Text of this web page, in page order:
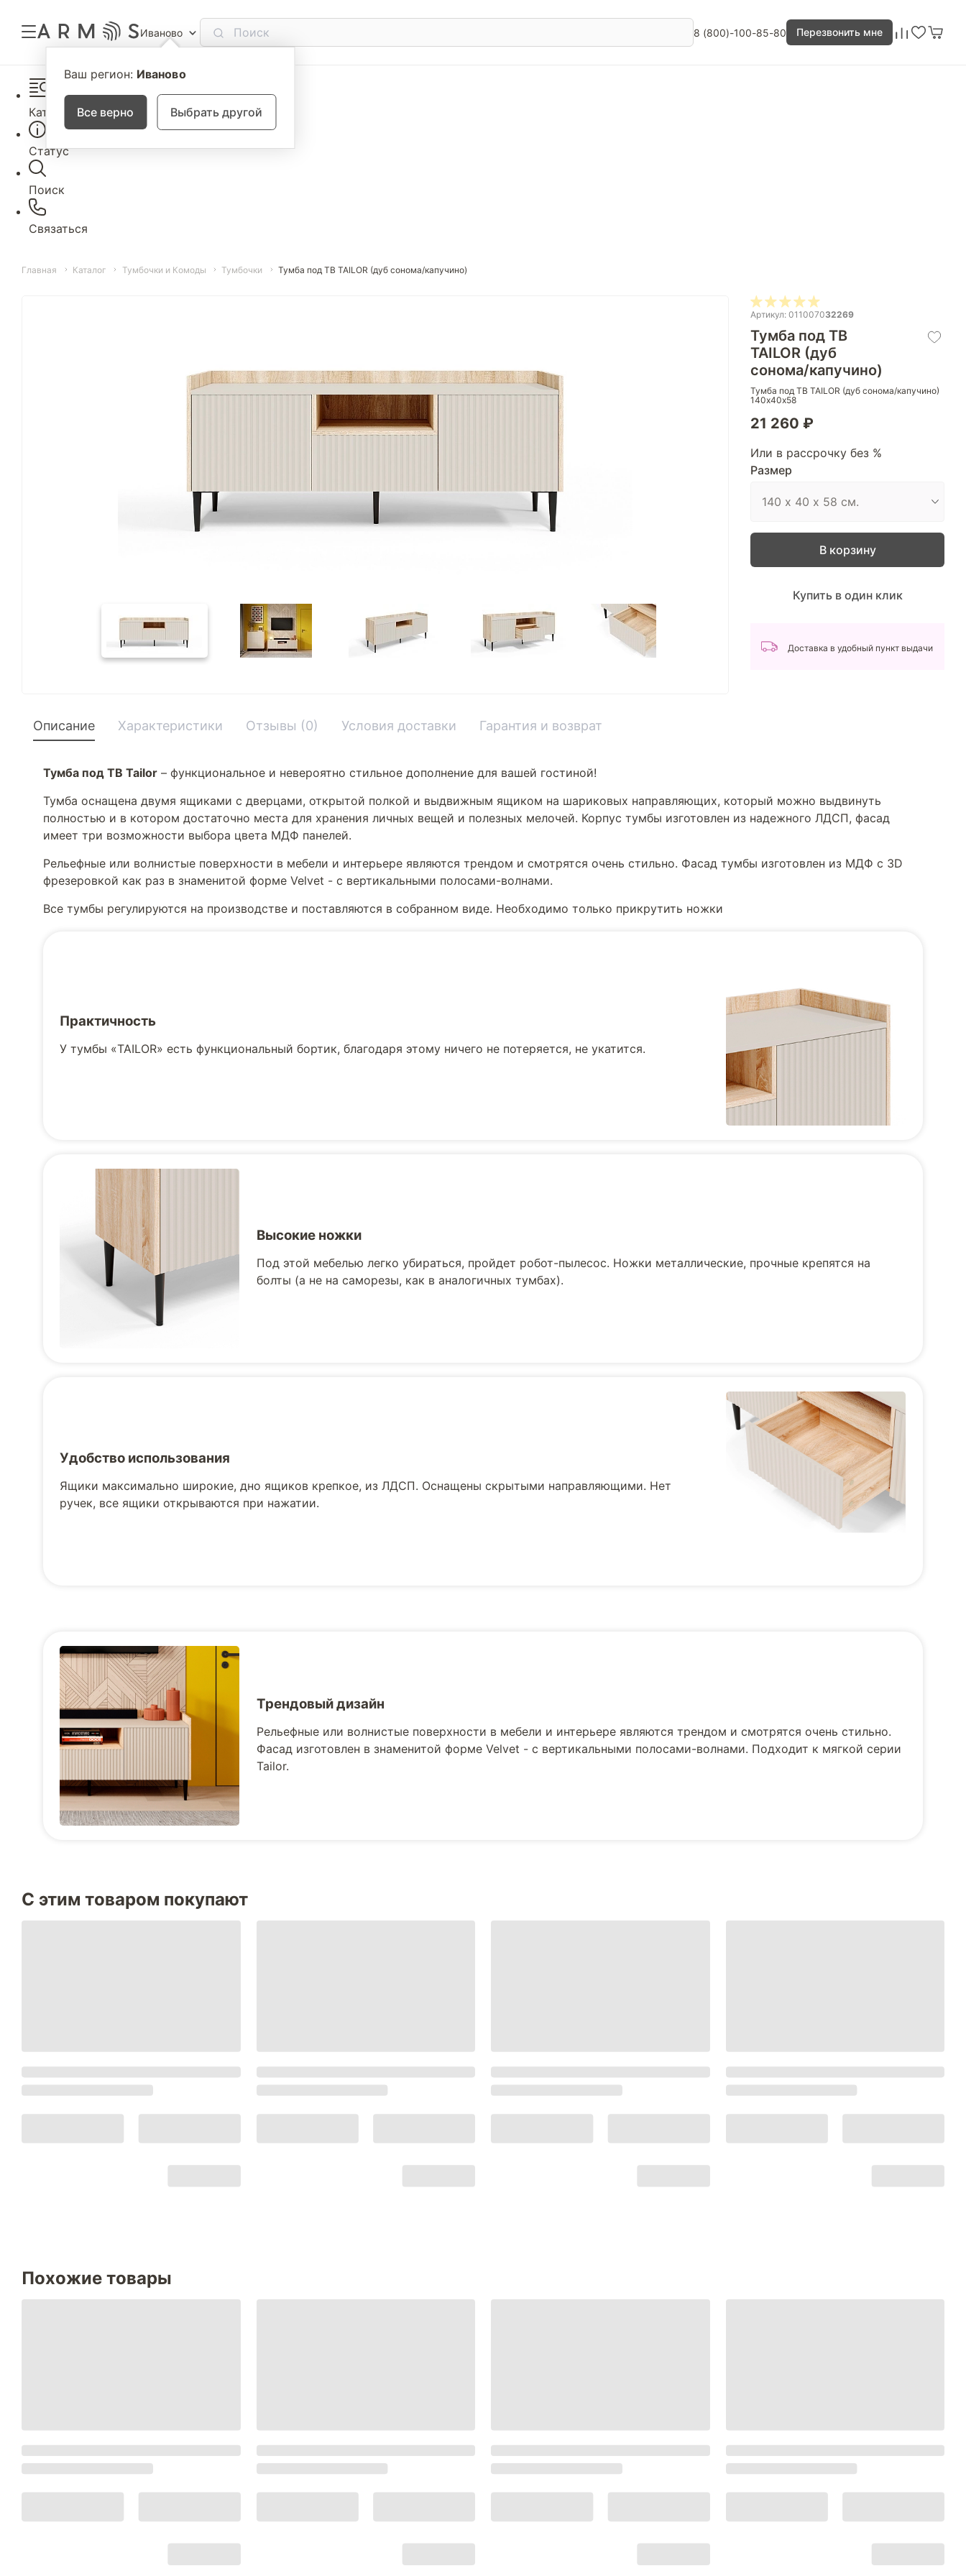
Иваново
Ваш регион: Иваново
Все верно Выбрать другой
8 (800)-100-85-80 Перезвонить мне
Каталог
Статус
Поиск
Связаться
Главная Каталог Тумбочки и Комоды Тумбочки Тумба под ТВ TAILOR (дуб сонома/капучино)
Артикул: 011007032269
Тумба под ТВ
TAILOR (дуб
сонома/капучино)
Тумба под ТВ TAILOR (дуб сонома/капучино)
140х40х58
21 260 ₽
Или в рассрочку без %
Размер
В корзину
Купить в один клик
Доставка в удобный пункт выдачи
Описание Характеристики Отзывы (0) Условия доставки Гарантия и возврат
Тумба под ТВ Tailor – функциональное и невероятно стильное дополнение для вашей гостиной!
Тумба оснащена двумя ящиками с дверцами, открытой полкой и выдвижным ящиком на шариковых направляющих, который можно выдвинуть
полностью и в котором достаточно места для хранения личных вещей и полезных мелочей. Корпус тумбы изготовлен из надежного ЛДСП, фасад
имеет три возможности выбора цвета МДФ панелей.
Рельефные или волнистые поверхности в мебели и интерьере являются трендом и смотрятся очень стильно. Фасад тумбы изготовлен из МДФ с 3D
фрезеровкой как раз в знаменитой форме Velvet - с вертикальными полосами-волнами.
Все тумбы регулируются на производстве и поставляются в собранном виде. Необходимо только прикрутить ножки
Практичность
У тумбы «TAILOR» есть функциональный бортик, благодаря этому ничего не потеряется, не укатится.
Высокие ножки
Под этой мебелью легко убираться, пройдет робот-пылесос. Ножки металлические, прочные крепятся на
болты (а не на саморезы, как в аналогичных тумбах).
Удобство использования
Ящики максимально широкие, дно ящиков крепкое, из ЛДСП. Оснащены скрытыми направляющими. Нет
ручек, все ящики открываются при нажатии.
Трендовый дизайн
Рельефные или волнистые поверхности в мебели и интерьере являются трендом и смотрятся очень стильно.
Фасад изготовлен в знаменитой форме Velvet - с вертикальными полосами-волнами. Подходит к мягкой серии
Tailor.
С этим товаром покупают
Похожие товары